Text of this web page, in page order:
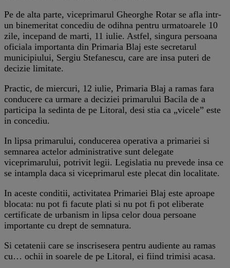
Pe de alta parte, viceprimarul Gheorghe Rotar se afla intr-
un binemeritat concediu de odihna pentru urmatoarele 10
zile, incepand de marti, 11 iulie. Astfel, singura persoana
oficiala importanta din Primaria Blaj este secretarul
municipiului, Sergiu Stefanescu, care are insa puteri de
decizie limitate.
Practic, de miercuri, 12 iulie, Primaria Blaj a ramas fara
conducere ca urmare a deciziei primarului Bacila de a
participa la sedinta de pe Litoral, desi stia ca „vicele” este
in concediu.
In lipsa primarului, conducerea operativa a primariei si
semnarea actelor administrative sunt delegate
viceprimarului, potrivit legii. Legislatia nu prevede insa ce
se intampla daca si viceprimarul este plecat din localitate.
In aceste conditii, activitatea Primariei Blaj este aproape
blocata: nu pot fi facute plati si nu pot fi pot eliberate
certificate de urbanism in lipsa celor doua persoane
importante cu drept de semnatura.
Si cetatenii care se inscrisesera pentru audiente au ramas
cu… ochii in soarele de pe Litoral, ei fiind trimisi acasa.